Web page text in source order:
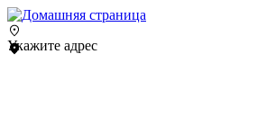
Укажите адрес